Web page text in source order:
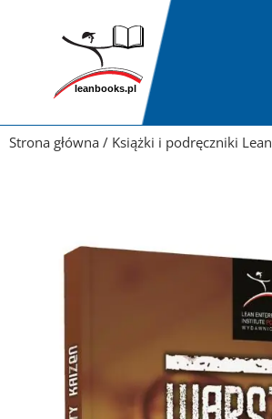
Strona główna / Książki i podręczniki Lean